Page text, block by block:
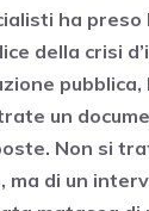
ha preso
della crisi
un
Non si
ma di un